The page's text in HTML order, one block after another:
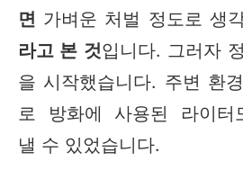
면 가벼운 처벌 정도로 생
라고 본 것입니다. 그러자
을 시작했습니다. 주변 환
로 방화에 사용된 라이터
낼 수 있었습니다.